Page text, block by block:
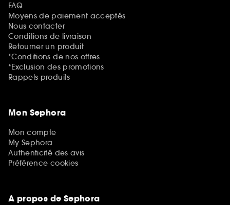
FAQ
Moyens de paiement acceptés
Nous contacter
Conditions de livraison
Retourner un produit
*Conditions de nos offres
*Exclusion des promotions
Rappels produits
Mon Sephora
Mon compte
My Sephora
Authenticité des avis
Préférence cookies
A propos de Sephora